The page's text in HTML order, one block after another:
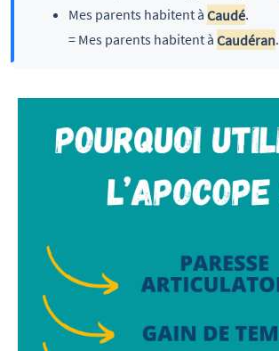
Mes parents habitent à Caudé.
= Mes parents habitent à Caudéran.